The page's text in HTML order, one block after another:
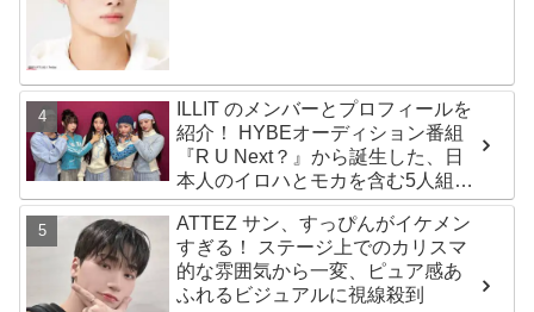
ILLIT のメンバーとプロフィールを
紹介！ HYBEオーディション番組
『R U Next？』から誕生した、日
本人のイロハとモカを含む5人組ガ
ールズグループ！ デビュー曲
「Magnetic」がいきなりの大ヒッ
ト
ATTEZ サン、すっぴんがイケメン
すぎる！ ステージ上でのカリスマ
的な雰囲気から一変、ピュア感あ
ふれるビジュアルに視線殺到